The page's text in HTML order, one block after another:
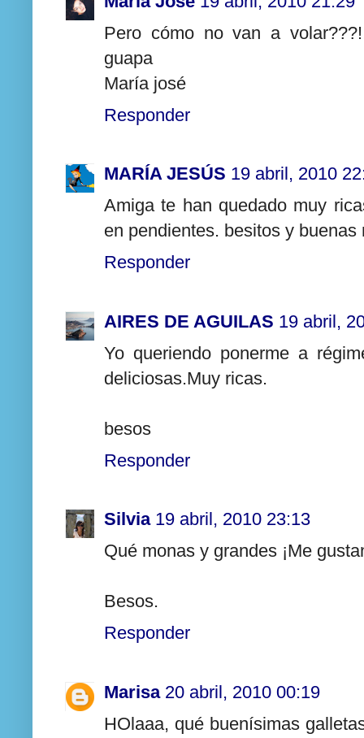
Pero cómo no van a
guapa
María josé
Responder
MARÍA JESÚS 19 abril, 2010
Amiga te han quedado muy
en pendientes. besitos y buenas
Responder
AIRES DE AGUILAS 19 abril,
Yo queriendo ponerme a
deliciosas.Muy ricas.
besos
Responder
Silvia 19 abril, 2010 23:13
Qué monas y grandes ¡Me
Besos.
Responder
Marisa 20 abril, 2010 00:19
HOlaaa, qué buenísimas